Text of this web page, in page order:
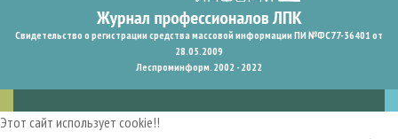
Свидетельство о регистрации средства массовой информации ПИ №ФС77-36401 от
28.05.2009
Леспроминформ. 2002 - 2022
Этот сайт использует cookie!!